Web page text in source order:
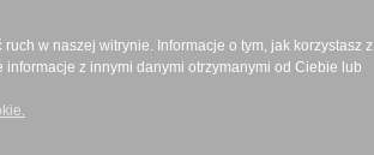
w naszej witrynie. Informacje o tym, jak korzystasz z
informacje z innymi danymi otrzymanymi od Ciebie lub